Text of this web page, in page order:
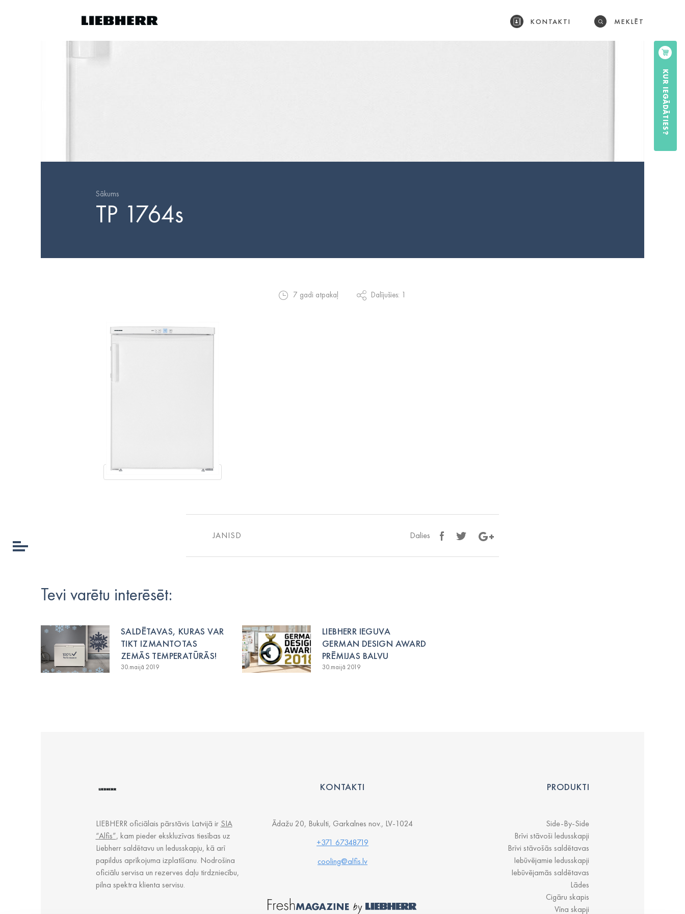
KUR IEGĀDĀTIES?
KONTAKTI MEKLĒT
Sākums
TP 1764s
7 gadi atpakaļ Dalījušies: 1
JANISD Dalies
Tevi varētu interēsēt:
SALDĒTAVAS, KURAS VAR
TIKT IZMANTOTAS
ZEMĀS TEMPERATŪRĀS!
30.maijā 2019
LIEBHERR IEGUVA
GERMAN DESIGN AWARD
PRĒMIJAS BALVU
30.maijā 2019
LIEBHERR oficiālais pārstāvis Latvijā ir SIA
“Alfis”, kam pieder ekskluzīvas tiesības uz
Liebherr saldētavu un ledusskapju, kā arī
papildus aprīkojuma izplatīšanu. Nodrošina
oficiālu servisa un rezerves daļu tirdzniecību,
pilna spektra klienta servisu.
KONTAKTI
Ādažu 20, Bukulti, Garkalnes nov., LV-1024
+371 67348719
cooling@alfis.lv
PRODUKTI
Side-By-Side
Brīvi stāvoši ledusskapji
Brīvi stāvošās saldētavas
Iebūvējamie ledusskapji
Iebūvējamās saldētavas
Lādes
Cigāru skapis
Vīna skapji